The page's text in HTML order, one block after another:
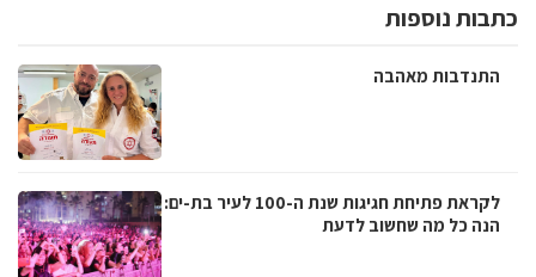
כתבות נוספות
התנדבות מאהבה
לקראת פתיחת חגיגות שנת ה-100 לעיר בת-ים:
הנה כל מה שחשוב לדעת